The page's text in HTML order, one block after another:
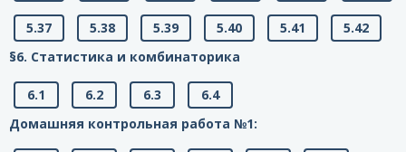
5.37 5.38 5.39 5.40 5.41
5.42
§6. Статистика и комбинаторика
6.1 6.2 6.3
6.4
Домашняя контрольная работа №1: